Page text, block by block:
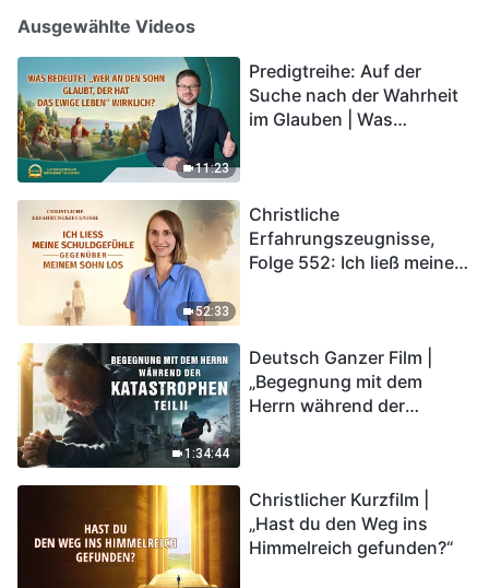
Ausgewählte Videos
11:23
Predigtreihe: Auf der
Suche nach der Wahrheit
im Glauben | Was
52:33
Christliche
Erfahrungszeugnisse,
Folge 552: Ich ließ meine
1:34:44
Deutsch Ganzer Film |
„Begegnung mit dem
Herrn während der
in das Königreich Gottes
eintreten?
Christlicher Kurzfilm |
„Hast du den Weg ins
Himmelreich gefunden?“